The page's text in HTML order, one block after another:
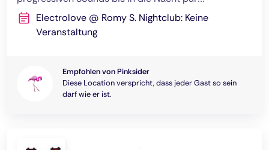
Electrolove @ Romy S. Nightclub: Keine
Veranstaltung
Empfohlen von Pinksider
Diese Location verspricht, dass jeder Gast so sein
darf wie er ist.